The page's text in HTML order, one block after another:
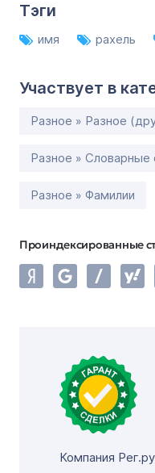
Тэги
имя рахель
Участвует в
Разное » Разное
Разное » Словарные
Разное » Фамилии
Проиндексированные
Компания